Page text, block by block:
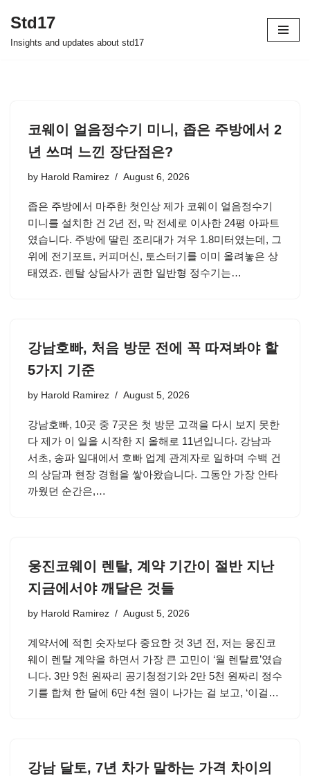
Skip
Std17
Insights and updates about std17
코웨이 얼음정수기 미니, 좁은 주방에서 2
년 쓰며 느낀 장단점은?
by Harold Ramirez August 6, 2026
좁은 주방에서 마주한 첫인상 제가 코웨이 얼음정수기
미니를 설치한 건 2년 전, 막 전세로 이사한 24평 아파트
였습니다. 주방에 딸린 조리대가 겨우 1.8미터였는데, 그
위에 전기포트, 커피머신, 토스터기를 이미 올려놓은 상
태였죠. 렌탈 상담사가 권한 일반형 정수기는…
강남호빠, 처음 방문 전에 꼭 따져봐야 할
5가지 기준
by Harold Ramirez August 5, 2026
강남호빠, 10곳 중 7곳은 첫 방문 고객을 다시 보지 못한
다 제가 이 일을 시작한 지 올해로 11년입니다. 강남과
서초, 송파 일대에서 호빠 업계 관계자로 일하며 수백 건
의 상담과 현장 경험을 쌓아왔습니다. 그동안 가장 안타
까웠던 순간은,…
웅진코웨이 렌탈, 계약 기간이 절반 지난
지금에서야 깨달은 것들
by Harold Ramirez August 5, 2026
계약서에 적힌 숫자보다 중요한 것 3년 전, 저는 웅진코
웨이 렌탈 계약을 하면서 가장 큰 고민이 ‘월 렌탈료’였습
니다. 3만 9천 원짜리 공기청정기와 2만 5천 원짜리 정수
기를 합쳐 한 달에 6만 4천 원이 나가는 걸 보고, ‘이걸…
강남 달토, 7년 차가 말하는 가격 차이의